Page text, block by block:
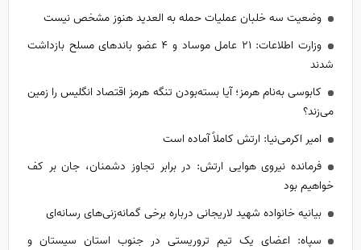
وضعیت سه خلبان عملیات حمله به العدید هنوز مشخص نیست
وزارت اطلاعات: ۲۱ عامل موساد و ۴ عضو باند‌های مسلح بازداشت
شدند
کابوسی به‌نام هرمز؛ آیا بسته‌بودن تنگه هرمز اقتصاد انگلیس را زمین
می‌زند؟
امیر اکرمی‌نیا: ارتش کاملاً آماده است
فرمانده نیروی هوایی ارتش: در برابر تجاوز دشمنان، جان بر کف
خواهیم بود
بیانیه خانواده شهید لاریجانی درباره برخی گمانه‌زنی‌های رسانه‌ای
سپاه: اعضای یک تیم تروریستی در جنوب استان سیستان و